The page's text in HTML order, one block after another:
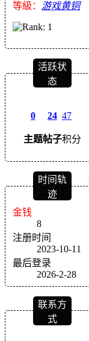
等級： 游戏黄铜
活跃状
态
0
主题
24
帖子
47
积分
时间轨
迹
金钱
8
注册时间
2023-10-11
最后登录
2026-2-28
联系方
式